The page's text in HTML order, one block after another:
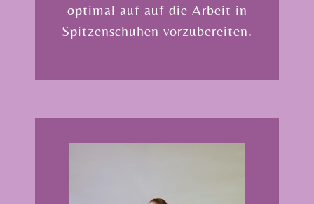
optimal auf auf die Arbeit in
Spitzenschuhen vorzubereiten.